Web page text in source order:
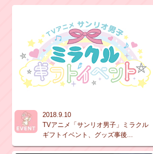
2018.9.10
TVアニメ「サンリオ男子」ミラクル
ギフトイベント、グッズ事後...